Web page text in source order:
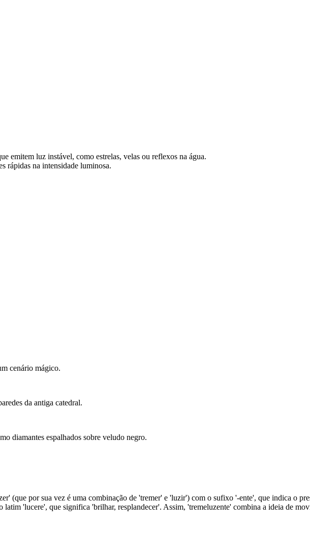
emitem luz instável, como estrelas, velas ou reflexos na água.
rápidas na intensidade luminosa.
cenário mágico.
da antiga catedral.
diamantes espalhados sobre veludo negro.
(que por sua vez é uma combinação de 'tremer' e 'luzir') com o sufixo '-ente', que indica o
'lucere', que significa 'brilhar, resplandecer'. Assim, 'tremeluzente' combina a ideia de